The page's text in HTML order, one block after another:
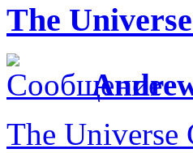
The
The Universe